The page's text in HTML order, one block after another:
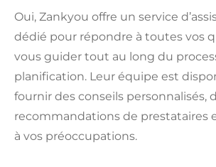
Oui, Zankyou offre un service
dédié pour répondre à toutes vos
vous guider tout au long du
planification. Leur équipe est
fournir des conseils personnalisés,
recommandations de prestataires
à vos préoccupations.